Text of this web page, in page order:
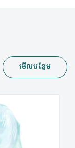
មើលបន្ថែម